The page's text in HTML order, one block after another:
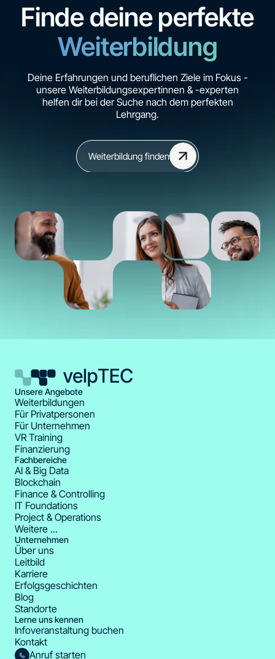
Finde deine perfekte
Weiterbildung
Deine Erfahrungen und beruflichen Ziele im Fokus -
unsere Weiterbildungsexpertinnen & -experten
helfen dir bei der Suche nach dem perfekten
Lehrgang.
Weiterbildung finden
Unsere Angebote
Weiterbildungen
Für Privatpersonen
Für Unternehmen
VR Training
Finanzierung
Fachbereiche
AI & Big Data
Blockchain
Finance & Controlling
IT Foundations
Project & Operations
Weitere ...
Unternehmen
Über uns
Leitbild
Karriere
Erfolgsgeschichten
Blog
Standorte
Lerne uns kennen
Infoveranstaltung buchen
Kontakt
Anruf starten